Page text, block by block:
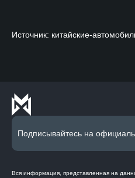
Источник: китайские-
Подписывайтесь на
Вся информация, представленная на